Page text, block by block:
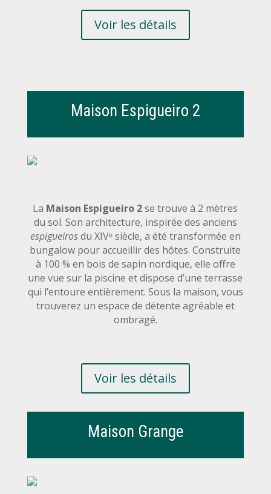
Voir les détails
Maison Espigueiro 2
La Maison Espigueiro 2se trouve à 2 mètres
du sol. Son architecture, inspirée des anciens
espigueirosdu XIVᵉ siècle, a été transformée en
bungalow pour accueillir des hôtes. Construite
à 100 % en bois de sapin nordique, elle offre
une vue sur la piscine et dispose d’une terrasse
qui l’entoure entièrement. Sous la maison, vous
trouverez un espace de détente agréable et
ombragé.
Voir les détails
Maison Grange